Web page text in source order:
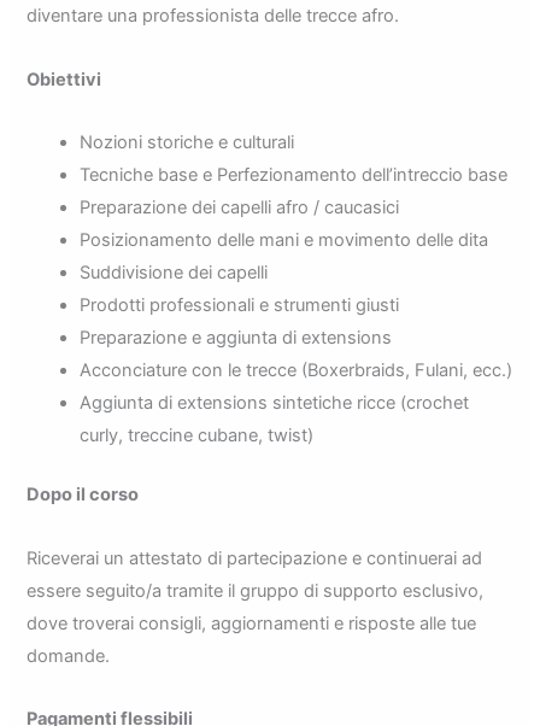
diventare una professionista delle trecce afro.
Obiettivi
Nozioni storiche e culturali
Tecniche base e Perfezionamento dell’intreccio base
Preparazione dei capelli afro / caucasici
Posizionamento delle mani e movimento delle dita
Suddivisione dei capelli
Prodotti professionali e strumenti giusti
Preparazione e aggiunta di extensions
Acconciature con le trecce (Boxerbraids, Fulani, ecc.)
Aggiunta di extensions sintetiche ricce (crochet
curly, treccine cubane, twist)
Dopo il corso
Riceverai un attestato di partecipazione e continuerai ad
essere seguito/a tramite il gruppo di supporto esclusivo,
dove troverai consigli, aggiornamenti e risposte alle tue
domande.
Pagamenti flessibili